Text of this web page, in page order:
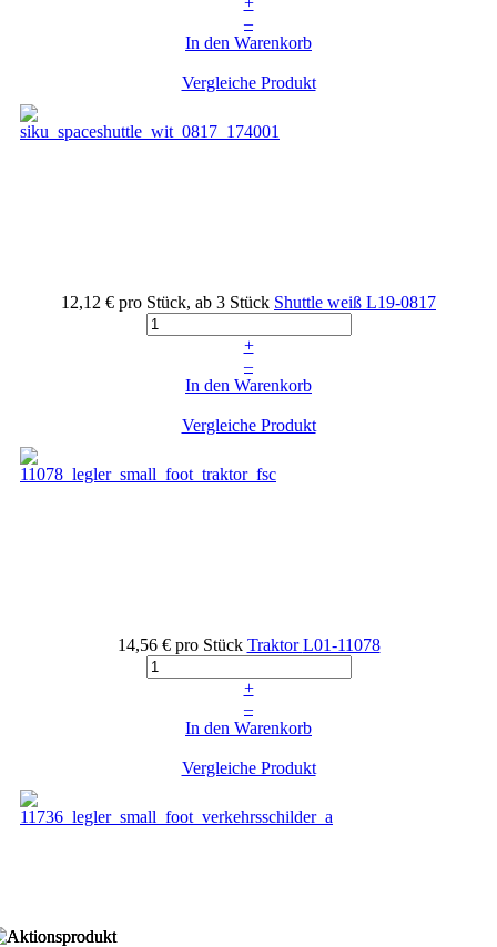
–
In den Warenkorb
Vergleiche Produkt
12,12 € pro Stück, ab 3 Stück Shuttle weiß L19-0817
+
–
In den Warenkorb
Vergleiche Produkt
14,56 € pro Stück TraktorL01-11078
+
–
In den Warenkorb
Vergleiche Produkt